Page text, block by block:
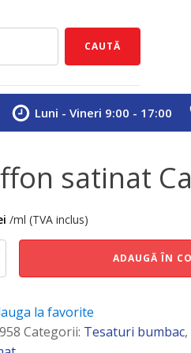
CAUTĂ
Luni - Vineri 9:00 - 17:00
satinat
/ml (TVA inclus)
ADAUGĂ ÎN
la favorite
Categorii: Tesaturi bumbac,